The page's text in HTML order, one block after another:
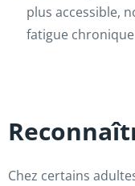
plus accessible,
fatigue
Chez certains